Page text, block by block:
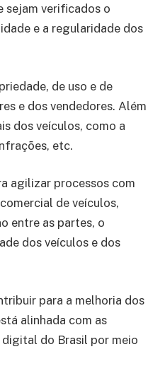
sejam verificados o
e a regularidade dos
de uso e de
e dos vendedores. Além
dos veículos, como a
etc.
agilizar processos com
de veículos,
entre as partes, o
dos veículos e dos
para a melhoria dos
alinhada com as
do Brasil por meio